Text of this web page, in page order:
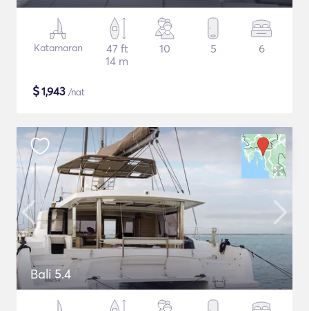
Katamaran
47 ft
14 m
10 5 6
$1,943 /nat
Bali 5.4